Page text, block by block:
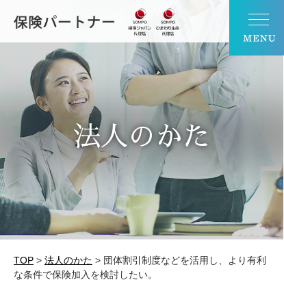
法人のかた
TOP > 法人のかた > 団体割引制度などを活用し、より有利
な条件で保険加入を検討したい。